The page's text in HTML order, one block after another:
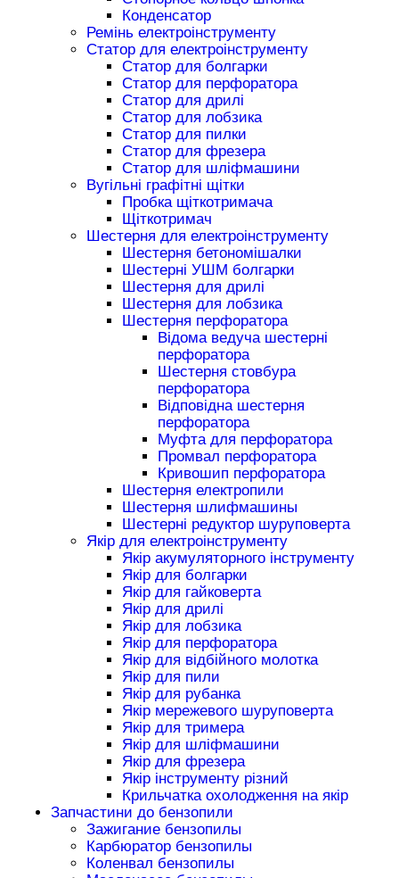
Конденсатор
Ремінь електроінструменту
Статор для електроінструменту
Статор для болгарки
Статор для перфоратора
Статор для дрилі
Статор для лобзика
Статор для пилки
Статор для фрезера
Статор для шліфмашини
Вугільні графітні щітки
Пробка щіткотримача
Щіткотримач
Шестерня для електроінструменту
Шестерня бетономішалки
Шестерні УШМ болгарки
Шестерня для дрилі
Шестерня для лобзика
Шестерня перфоратора
Відома ведуча шестерні
перфоратора
Шестерня стовбура
перфоратора
Відповідна шестерня
перфоратора
Муфта для перфоратора
Промвал перфоратора
Кривошип перфоратора
Шестерня електропили
Шестерня шлифмашины
Шестерні редуктор шуруповерта
Якір для електроінструменту
Якір акумуляторного інструменту
Якір для болгарки
Якір для гайковерта
Якір для дрилі
Якір для лобзика
Якір для перфоратора
Якір для відбійного молотка
Якір для пили
Якір для рубанка
Якір мережевого шуруповерта
Якір для тримера
Якір для шліфмашини
Якір для фрезера
Якір інструменту різний
Крильчатка охолодження на якір
Запчастини до бензопили
Зажигание бензопилы
Карбюратор бензопилы
Коленвал бензопилы